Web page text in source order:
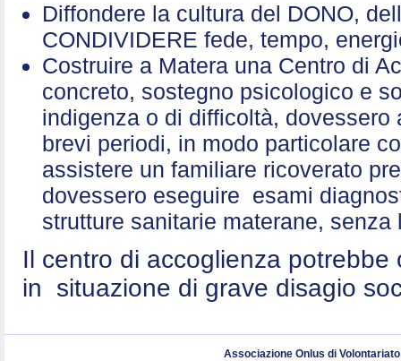
Diffondere la cultura del DONO,
CONDIVIDERE fede, tempo,
Costruire a Matera una Centro di
concreto, sostegno psicologico e
indigenza o di difficoltà,
brevi periodi, in modo particolare
assistere un familiare ricoverato
dovessero eseguire esami
strutture sanitarie materane,
Il centro di accoglienza
in situazione di grave disagio
Associazione Onlus di